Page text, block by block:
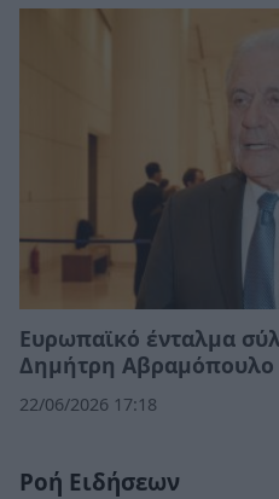
Ευρωπαϊκό ένταλμα
Δημήτρη Αβραμόπουλο
22/06/2026 17:18
Ροή Ειδήσεων